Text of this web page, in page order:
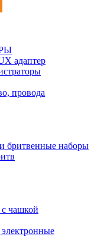
адаптер
провода
бритвенные наборы
чашкой